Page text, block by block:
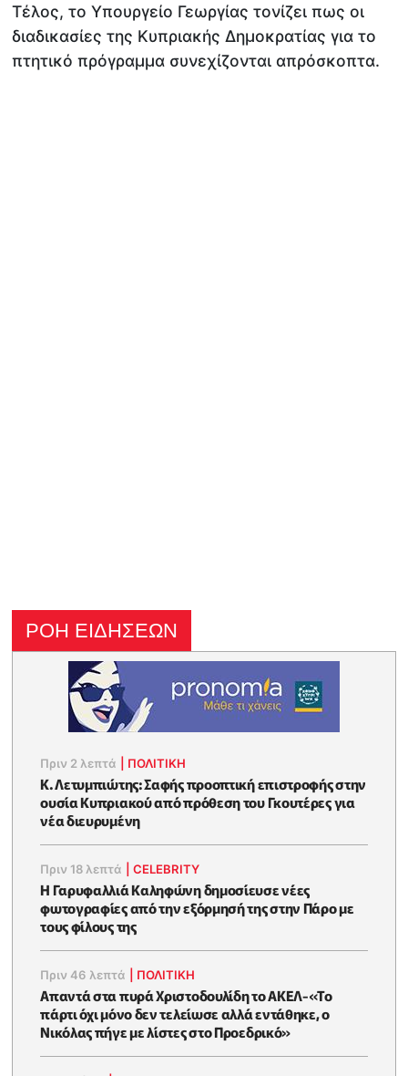
Τέλος, το Υπουργείο Γεωργίας τονίζει πως οι
διαδικασίες της Κυπριακής Δημοκρατίας για το
πτητικό πρόγραμμα συνεχίζονται απρόσκοπτα.
ΡΟΗ ΕΙΔΗΣΕΩΝ
Πριν 2 λεπτά ΠΟΛΙΤΙΚΗ
K. Λετυμπιώτης: Σαφής προοπτική επιστροφής στην
ουσία Κυπριακού από πρόθεση του Γκουτέρες για
νέα διευρυμένη
Πριν 18 λεπτά |CELEBRITY
Η Γαρυφαλλιά Καληφώνη δημοσίευσε νέες
φωτογραφίες από την εξόρμησή της στην Πάρο με
τους φίλους της
Πριν 46 λεπτά ΠΟΛΙΤΙΚΗ
Απαντά στα πυρά Χριστοδουλίδη το ΑΚΕΛ-«Το
πάρτι όχι μόνο δεν τελείωσε αλλά εντάθηκε, ο
Νικόλας πήγε με λίστες στο Προεδρικό»